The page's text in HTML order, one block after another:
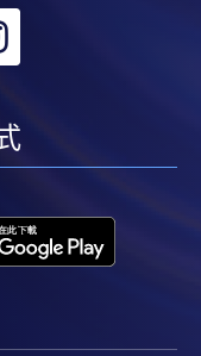
轉